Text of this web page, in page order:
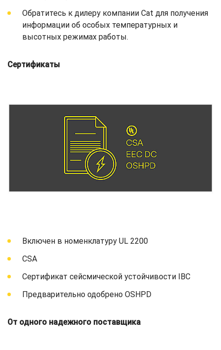
Обратитесь к дилеру компании Cat для получения
информации об особых температурных и
высотных режимах работы.
Сертификаты
Включен в номенклатуру UL 2200
CSA
Сертификат сейсмической устойчивости IBC
Предварительно одобрено OSHPD
От одного надежного поставщика